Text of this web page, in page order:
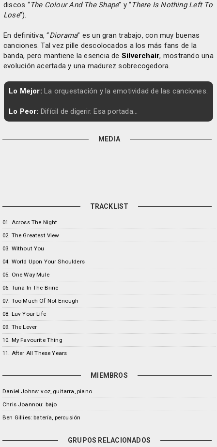
discos “The Colour And The Shape” y “There Is Nothing Left To
Lose”).
En definitiva, “Diorama” es un gran trabajo, con muy buenas
canciones. Tal vez pille descolocados a los más fans de la
banda, pero mantiene la esencia de Silverchair, mostrando una
evolución acertada y una madurez sobrecogedora.
Lo Mejor: La orquestación y la emotividad de las canciones.
Lo Peor: Difícil de digerir. Esa portada...
MEDIA
TRACKLIST
01. Across The Night
02. The Greatest View
03. Without You
04. World Upon Your Shoulders
05. One Way Mule
06. Tuna In The Brine
07. Too Much Of Not Enough
08. Luv Your Life
09. The Lever
10. My Favourite Thing
11. After All These Years
MIEMBROS
Daniel Johns: voz, guitarra, piano
Chris Joannou: bajo
Ben Gillies: batería, percusión
GRUPOS RELACIONADOS